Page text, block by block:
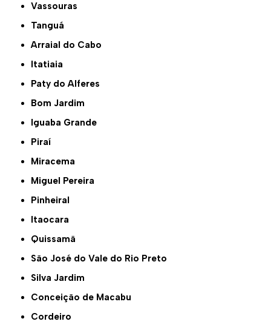
Vassouras
Tanguá
Arraial do Cabo
Itatiaia
Paty do Alferes
Bom Jardim
Iguaba Grande
Piraí
Miracema
Miguel Pereira
Pinheiral
Itaocara
Quissamã
São José do Vale do Rio Preto
Silva Jardim
Conceição de Macabu
Cordeiro